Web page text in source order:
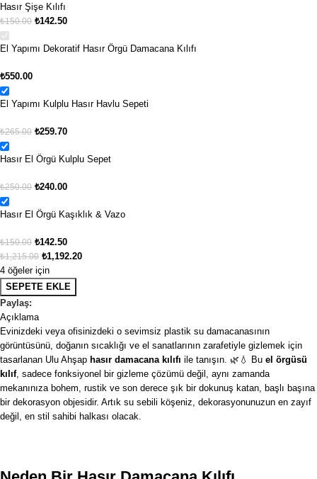
Hasır Şişe Kılıfı
₺150.00 ₺142.50
El Yapımı Dekoratif Hasır Örgü Damacana Kılıfı
₺550.00
El Yapımı Kulplu Hasır Havlu Sepeti
₺265.00 ₺259.70
Hasır El Örgü Kulplu Sepet
₺250.00 ₺240.00
Hasır El Örgü Kaşıklık & Vazo
₺150.00 ₺142.50
₺1,215.00 ₺1,192.20
4 öğeler için
SEPETE EKLE
Paylaş:
Açıklama
Evinizdeki veya ofisinizdeki o sevimsiz plastik su damacanasının
görüntüsünü, doğanın sıcaklığı ve el sanatlarının zarafetiyle gizlemek için
tasarlanan Ulu Ahşap hasır damacana kılıfı ile tanışın. 🌿💧 Bu el örgüsü
kılıf, sadece fonksiyonel bir gizleme çözümü değil, aynı zamanda
mekanınıza bohem, rustik ve son derece şık bir dokunuş katan, başlı başına
bir dekorasyon objesidir. Artık su sebili köşeniz, dekorasyonunuzun en zayıf
değil, en stil sahibi halkası olacak.